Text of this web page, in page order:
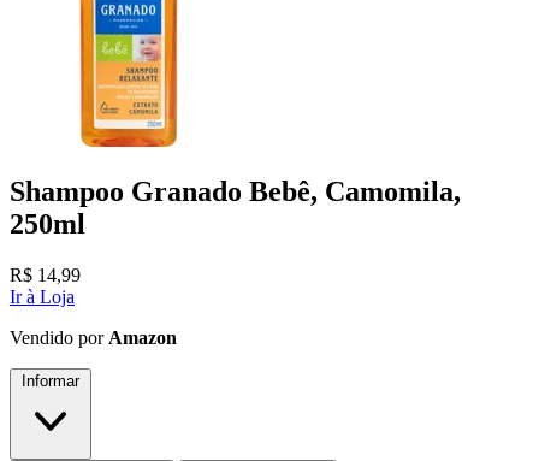
Shampoo Granado Bebê, Camomila,
250ml
R$ 14,99
Ir à Loja
Vendido por Amazon
Informar